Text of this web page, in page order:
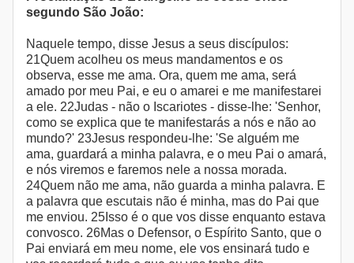
segundo São João:
Naquele tempo, disse Jesus a seus discípulos:
21Quem acolheu os meus mandamentos e os
observa, esse me ama. Ora, quem me ama, será
amado por meu Pai, e eu o amarei e me manifestarei
a ele. 22Judas - não o Iscariotes - disse-lhe: 'Senhor,
como se explica que te manifestarás a nós e não ao
mundo?' 23Jesus respondeu-lhe: 'Se alguém me
ama, guardará a minha palavra, e o meu Pai o amará,
e nós viremos e faremos nele a nossa morada.
24Quem não me ama, não guarda a minha palavra. E
a palavra que escutais não é minha, mas do Pai que
me enviou. 25Isso é o que vos disse enquanto estava
convosco. 26Mas o Defensor, o Espírito Santo, que o
Pai enviará em meu nome, ele vos ensinará tudo e